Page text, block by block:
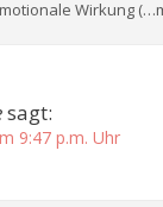
Wirkung
sagt:
9:47 p.m. Uhr